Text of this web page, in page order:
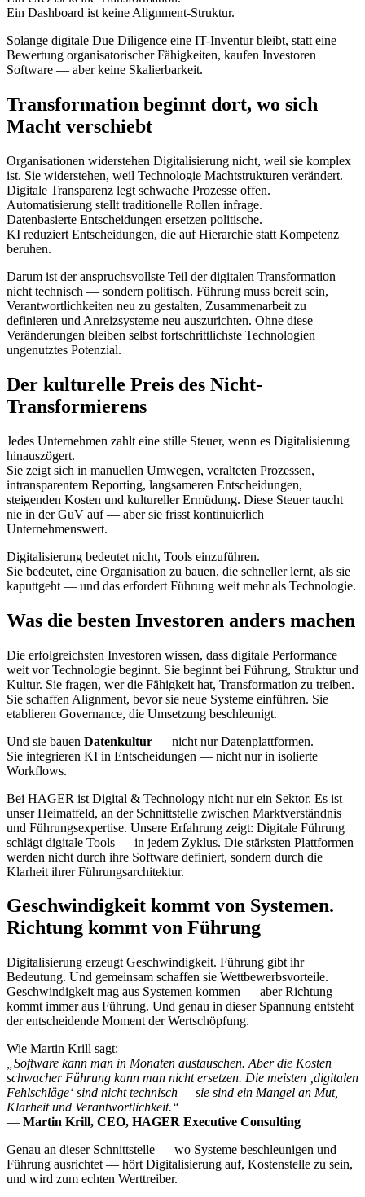
Ein Dashboard ist keine Alignment-Struktur.
Solange digitale Due Diligence eine IT-Inventur bleibt, statt eine
Bewertung organisatorischer Fähigkeiten, kaufen Investoren
Software — aber keine Skalierbarkeit.
Transformation beginnt dort, wo sich
Macht verschiebt
Organisationen widerstehen Digitalisierung nicht, weil sie komplex
ist. Sie widerstehen, weil Technologie Machtstrukturen verändert.
Digitale Transparenz legt schwache Prozesse offen.
Automatisierung stellt traditionelle Rollen infrage.
Datenbasierte Entscheidungen ersetzen politische.
KI reduziert Entscheidungen, die auf Hierarchie statt Kompetenz
beruhen.
Darum ist der anspruchsvollste Teil der digitalen Transformation
nicht technisch — sondern politisch. Führung muss bereit sein,
Verantwortlichkeiten neu zu gestalten, Zusammenarbeit zu
definieren und Anreizsysteme neu auszurichten. Ohne diese
Veränderungen bleiben selbst fortschrittlichste Technologien
ungenutztes Potenzial.
Der kulturelle Preis des Nicht-
Transformierens
Jedes Unternehmen zahlt eine stille Steuer, wenn es Digitalisierung
hinauszögert.
Sie zeigt sich in manuellen Umwegen, veralteten Prozessen,
intransparentem Reporting, langsameren Entscheidungen,
steigenden Kosten und kultureller Ermüdung. Diese Steuer taucht
nie in der GuV auf — aber sie frisst kontinuierlich
Unternehmenswert.
Digitalisierung bedeutet nicht, Tools einzuführen.
Sie bedeutet, eine Organisation zu bauen, die schneller lernt, als sie
kaputtgeht — und das erfordert Führung weit mehr als Technologie.
Was die besten Investoren anders machen
Die erfolgreichsten Investoren wissen, dass digitale Performance
weit vor Technologie beginnt. Sie beginnt bei Führung, Struktur und
Kultur. Sie fragen, wer die Fähigkeit hat, Transformation zu treiben.
Sie schaffen Alignment, bevor sie neue Systeme einführen. Sie
etablieren Governance, die Umsetzung beschleunigt.
Und sie bauen Datenkultur — nicht nur Datenplattformen.
Sie integrieren KI in Entscheidungen — nicht nur in isolierte
Workflows.
Bei HAGER ist Digital & Technology nicht nur ein Sektor. Es ist
unser Heimatfeld, an der Schnittstelle zwischen Marktverständnis
und Führungsexpertise. Unsere Erfahrung zeigt: Digitale Führung
schlägt digitale Tools — in jedem Zyklus. Die stärksten Plattformen
werden nicht durch ihre Software definiert, sondern durch die
Klarheit ihrer Führungsarchitektur.
Geschwindigkeit kommt von Systemen.
Richtung kommt von Führung
Digitalisierung erzeugt Geschwindigkeit. Führung gibt ihr
Bedeutung. Und gemeinsam schaffen sie Wettbewerbsvorteile.
Geschwindigkeit mag aus Systemen kommen — aber Richtung
kommt immer aus Führung. Und genau in dieser Spannung entsteht
der entscheidende Moment der Wertschöpfung.
Wie Martin Krill sagt:
„Software kann man in Monaten austauschen. Aber die Kosten
schwacher Führung kann man nicht ersetzen. Die meisten ‚digitalen
Fehlschläge‘ sind nicht technisch — sie sind ein Mangel an Mut,
Klarheit und Verantwortlichkeit.“
— Martin Krill, CEO, HAGER Executive Consulting
Genau an dieser Schnittstelle — wo Systeme beschleunigen und
Führung ausrichtet — hört Digitalisierung auf, Kostenstelle zu sein,
und wird zum echten Werttreiber.